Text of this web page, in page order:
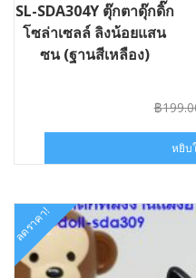
SL-SDA304Y ตุ๊กตาดุ๊กดิ๊ก
โซล่าเซลล์ ลิงน้อยแสน
ซน (ฐานสีเหลือง)
฿
หยิบ
ลดราคา!